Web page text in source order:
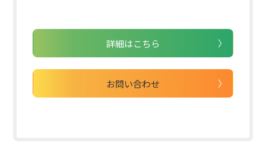
詳細はこちら
お問い合わせ